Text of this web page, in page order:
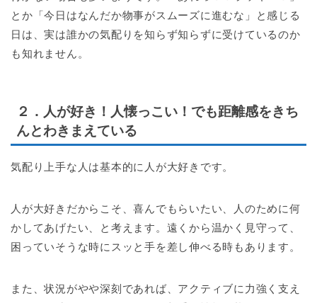
とか「今日はなんだか物事がスムーズに進むな」と感じる
日は、実は誰かの気配りを知らず知らずに受けているのか
も知れません。
２．人が好き！人懐っこい！でも距離感をきち
んとわきまえている
気配り上手な人は基本的に人が大好きです。
人が大好きだからこそ、喜んでもらいたい、人のために何
かしてあげたい、と考えます。遠くから温かく見守って、
困っていそうな時にスッと手を差し伸べる時もあります。
また、状況がやや深刻であれば、アクティブに力強く支え